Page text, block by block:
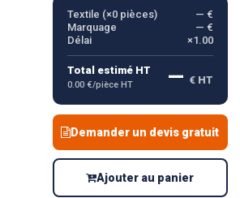
Textile (×0pièces)
— €
Marquage
— €
Délai
×1.00
Total estimé HT
0.00 €/pièce HT — € HT
Demander un devis gratuit
Ajouter au panier